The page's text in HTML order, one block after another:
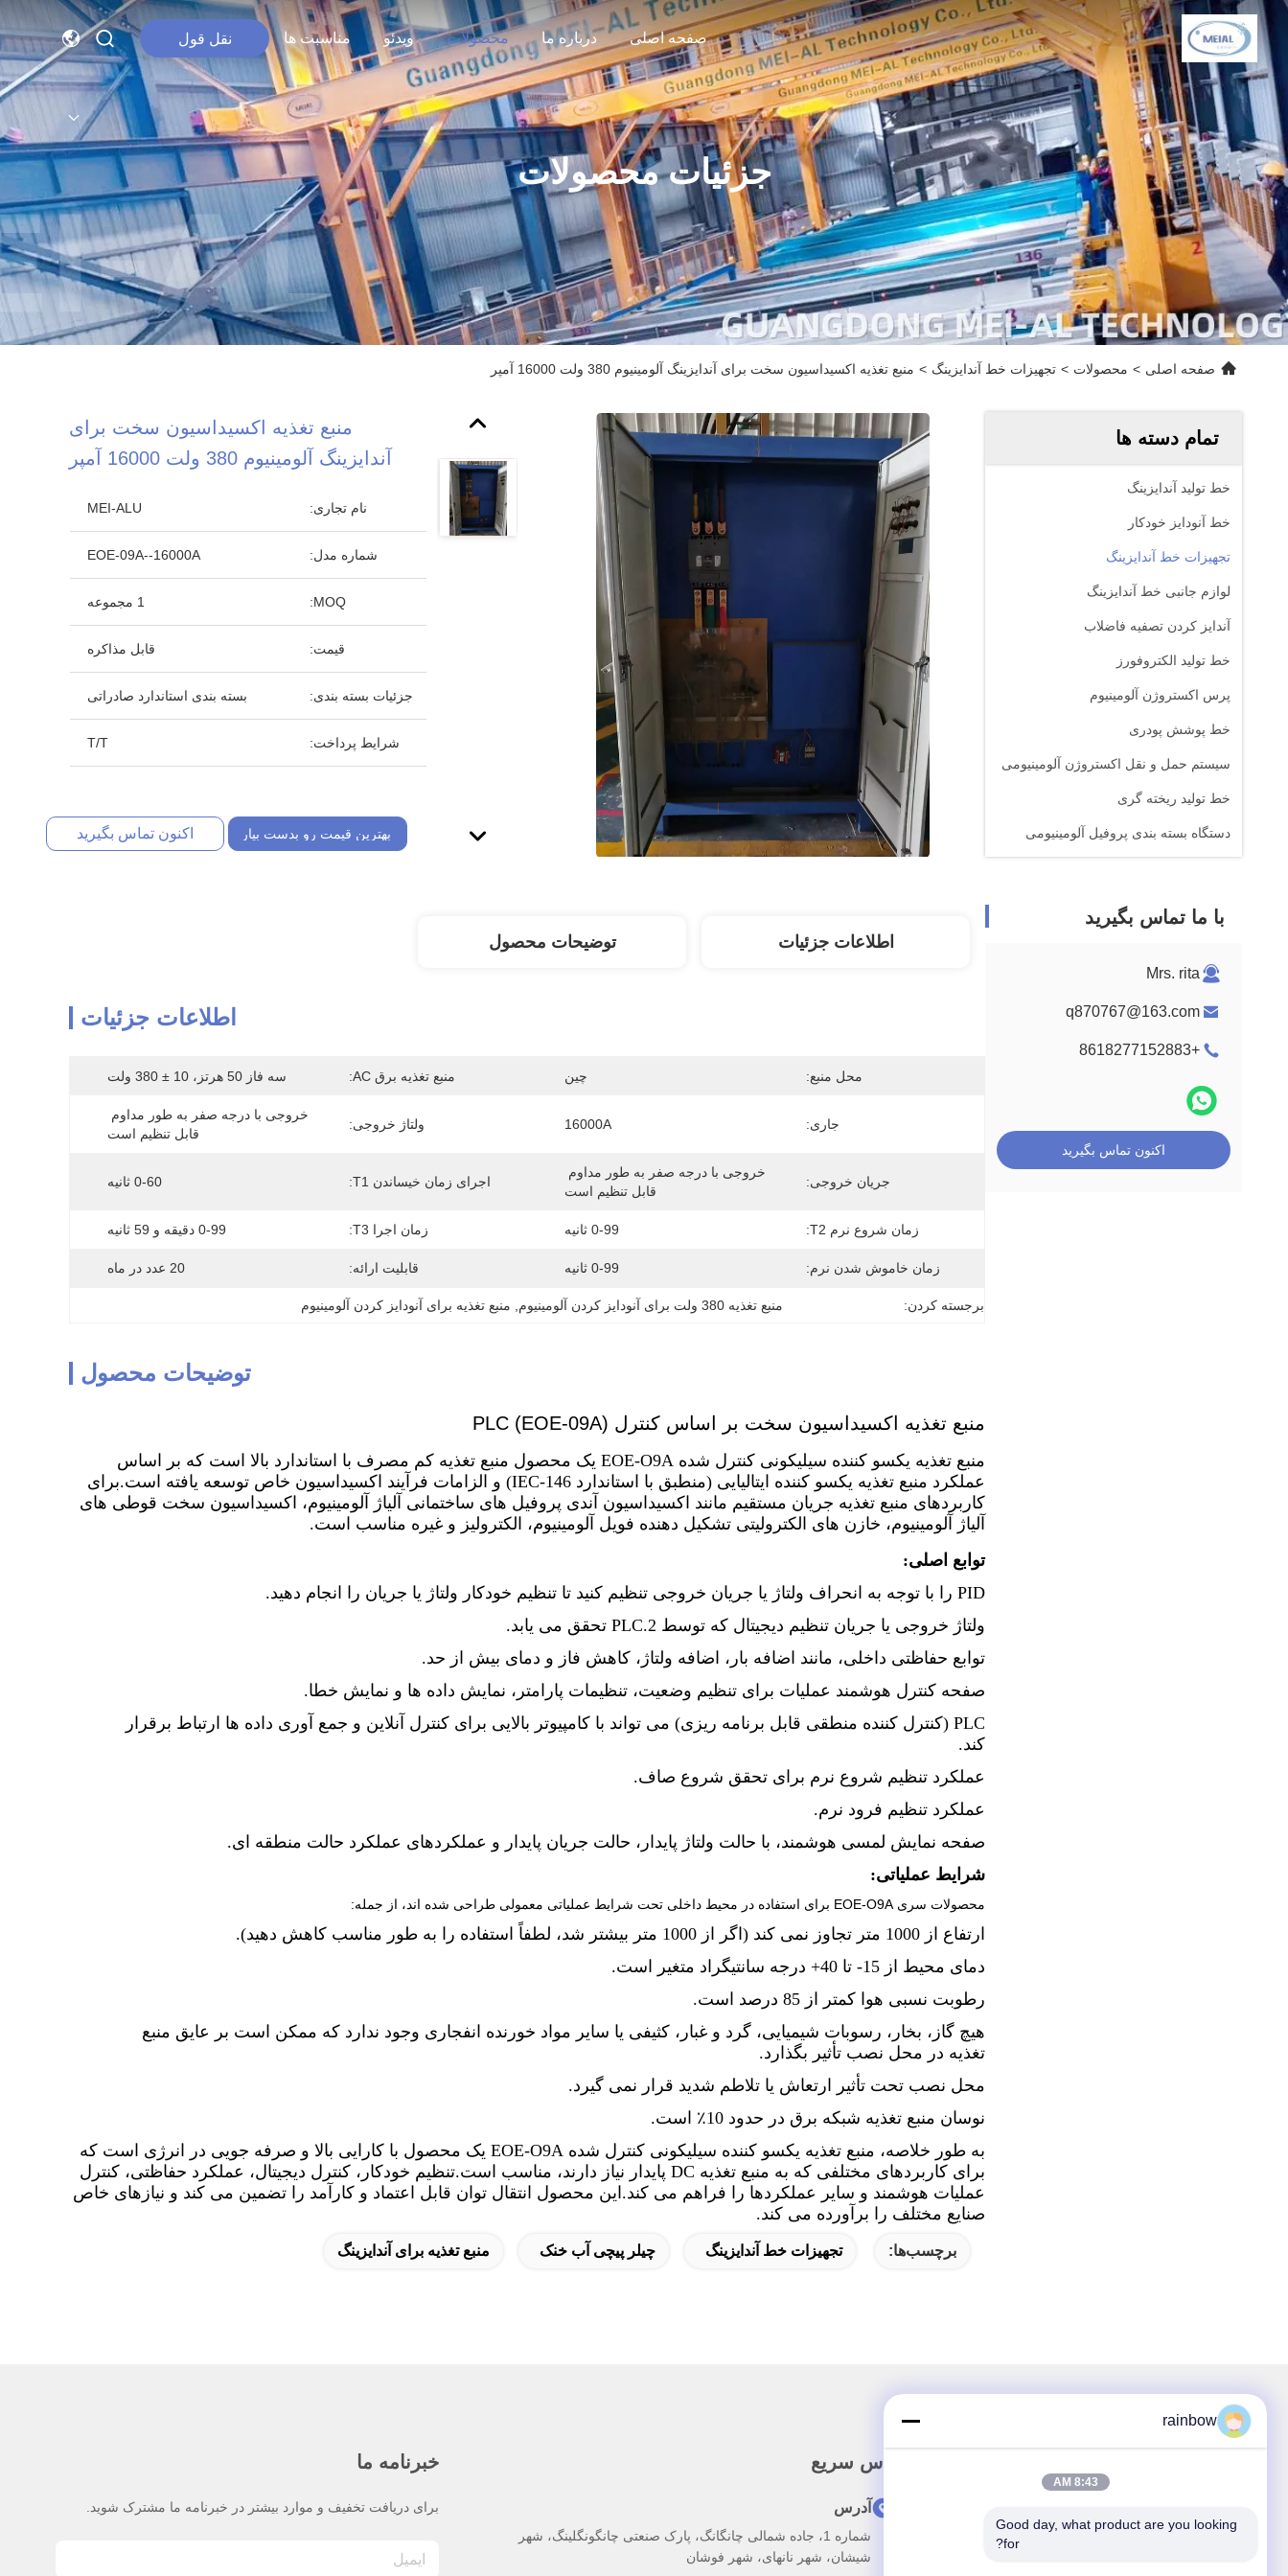
صفحه اصلی درباره ما محصولات ویدئو مناسبت ها نقل قول
جزئیات محصولات
صفحه اصلی > محصولات > تجهیزات خط آندایزینگ > منبع تغذیه اکسیداسیون سخت برای آندایزینگ آلومینیوم 380 ولت 16000 آمپر
تمام دسته ها
خط تولید آندایزینگ
خط آنودایز خودکار
تجهیزات خط آندایزینگ
لوازم جانبی خط آندایزینگ
آندایز کردن تصفیه فاضلاب
خط تولید الکتروفورز
پرس اکستروژن آلومینیوم
خط پوشش پودری
سیستم حمل و نقل اکستروژن آلومینیومی
خط تولید ریخته گری
دستگاه بسته بندی پروفیل آلومینیومی
با ما تماس بگیرید
Mrs. rita
q870767@163.com
+8618277152883
اکنون تماس بگیرید
منبع تغذیه اکسیداسیون سخت برای
آندایزینگ آلومینیوم 380 ولت 16000 آمپر
نام تجاری: MEI-ALU
شماره مدل: EOE-09A--16000A
MOQ: 1 مجموعه
قیمت: قابل مذاکره
جزئیات بسته بندی: بسته بندی استاندارد صادراتی
شرایط پرداخت: T/T
بهترین قیمت رو بدست بیار اکنون تماس بگیرید
اطلاعات جزئیات توضیحات محصول
اطلاعات جزئیات
محل منبع: چین منبع تغذیه برق AC: سه فاز 50 هرتز، 10 ± 380 ولت
جاری: 16000A ولتاژ خروجی:
قابل تنظیم است
جریان خروجی:
قابل تنظیم است
اجرای زمان خیساندن T1: 0-60 ثانیه
زمان شروع نرم T2: 0-99 ثانیه زمان اجرا T3: 0-99 دقیقه و 59 ثانیه
زمان خاموش شدن نرم: 0-99 ثانیه قابلیت ارائه: 20 عدد در ماه
برجسته کردن: منبع تغذیه 380 ولت برای آنودایز کردن آلومینیوم منبع تغذیه برای آنودایز کردن آلومینیوم
توضیحات محصول
منبع تغذیه اکسیداسیون سخت بر اساس کنترل PLC (EOE-09A)
منبع تغذیه یکسو کننده سیلیکونی کنترل شده EOE-O9A یک محصول منبع تغذیه کم مصرف با استاندارد بالا است که بر اساس
عملکرد منبع تغذیه یکسو کننده ایتالیایی (منطبق با استاندارد IEC-146) و الزامات فرآیند اکسیداسیون خاص توسعه یافته است.
برای
کاربردهای منبع تغذیه جریان مستقیم مانند اکسیداسیون آندی پروفیل های ساختمانی آلیاژ آلومینیوم، اکسیداسیون سخت قوطی های
آلیاژ آلومینیوم، خازن های الکترولیتی تشکیل دهنده فویل آلومینیوم، الکترولیز و غیره مناسب است.
توابع اصلی:
PID را با توجه به انحراف ولتاژ یا جریان خروجی تنظیم کنید تا تنظیم خودکار ولتاژ یا جریان را انجام دهید.
ولتاژ خروجی یا جریان تنظیم دیجیتال که توسط 2.PLC تحقق می یابد.
توابع حفاظتی داخلی، مانند اضافه بار، اضافه ولتاژ، کاهش فاز و دمای بیش از حد.
صفحه کنترل هوشمند عملیات برای تنظیم وضعیت، تنظیمات پارامتر، نمایش داده ها و نمایش خطا.
PLC (کنترل کننده منطقی قابل برنامه ریزی) می تواند با کامپیوتر بالایی برای کنترل آنلاین و جمع آوری داده ها ارتباط برقرار
کند.
عملکرد تنظیم شروع نرم برای تحقق شروع صاف.
عملکرد تنظیم فرود نرم.
صفحه نمایش لمسی هوشمند، با حالت ولتاژ پایدار، حالت جریان پایدار و عملکردهای عملکرد حالت منطقه ای.
شرایط عملیاتی:
محصولات سری EOE-O9A برای استفاده در محیط داخلی تحت شرایط عملیاتی معمولی طراحی شده اند، از جمله:
ارتفاع از 1000 متر تجاوز نمی کند (اگر از 1000 متر بیشتر شد، لطفاً استفاده را به طور مناسب کاهش دهید).
دمای محیط از 15- تا 40+ درجه سانتیگراد متغیر است.
رطوبت نسبی هوا کمتر از 85 درصد است.
هیچ گاز، بخار، رسوبات شیمیایی، گرد و غبار، کثیفی یا سایر مواد خورنده انفجاری وجود ندارد که ممکن است بر عایق منبع
تغذیه در محل نصب تأثیر بگذارد.
محل نصب تحت تأثیر ارتعاش یا تلاطم شدید قرار نمی گیرد.
نوسان منبع تغذیه شبکه برق در حدود 10٪ است.
به طور خلاصه، منبع تغذیه یکسو کننده سیلیکونی کنترل شده EOE-O9A یک محصول با کارایی بالا و صرفه جویی در انرژی است که
برای کاربردهای مختلفی که به منبع تغذیه DC پایدار نیاز دارند، مناسب است.
تنظیم خودکار، کنترل دیجیتال، عملکرد حفاظتی، کنترل
عملیات هوشمند و سایر عملکردها را فراهم می کند. این محصول انتقال توان قابل اعتماد و کارآمد را تضمین می کند و نیازهای خاص
صنایع مختلف را برآورده می کند.
برچسب‌ها: تجهیزات خط آندایزینگ چیلر پیچی آب خنک منبع تغذیه برای آندایزینگ
تماس سریع
آدرس
شماره 1، جاده شمالی چانگانگ، پارک صنعتی چانگونگلینگ، شهر
شیشان، شهر نانهای، شهر فوشان
خبرنامه ما
برای دریافت تخفیف و موارد بیشتر در خبرنامه ما مشترک شوید.
rainbow
8:43 AM
Good day, what product are you looking
for?